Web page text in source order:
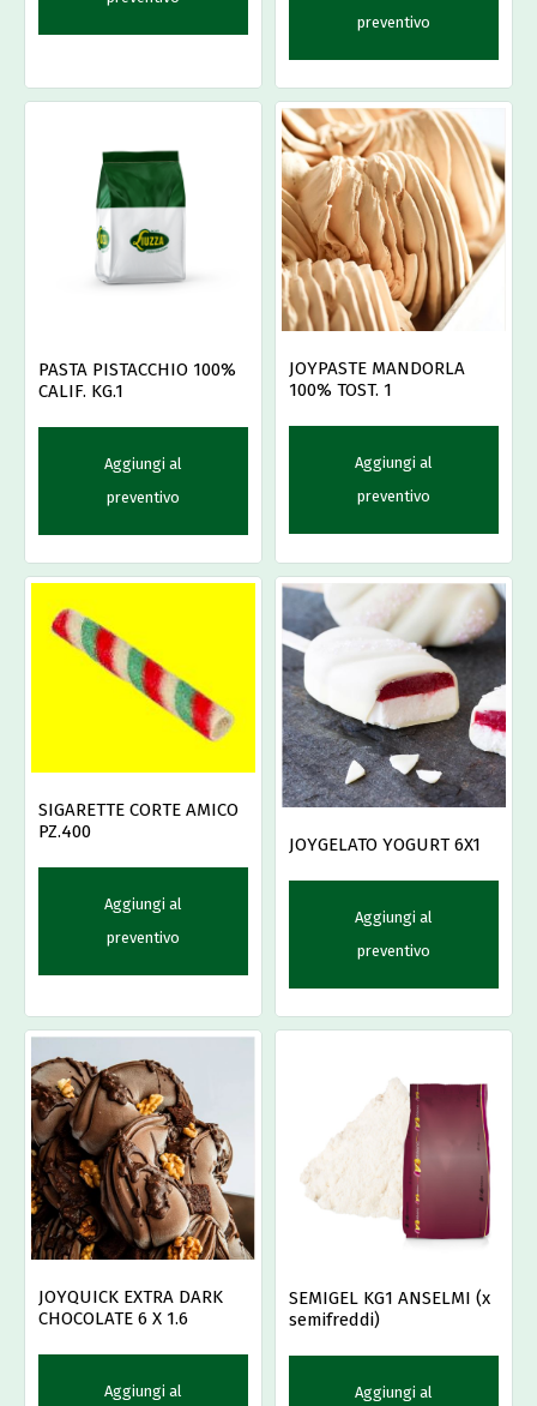
preventivo
PASTA PISTACCHIO 100%
CALIF. KG.1
Aggiungi al
preventivo
JOYPASTE MANDORLA
100% TOST. 1
Aggiungi al
preventivo
SIGARETTE CORTE AMICO
PZ.400
Aggiungi al
preventivo
JOYGELATO YOGURT 6X1
Aggiungi al
preventivo
JOYQUICK EXTRA DARK
CHOCOLATE 6 X 1.6
Aggiungi al
SEMIGEL KG1 ANSELMI (x
semifreddi)
Aggiungi al